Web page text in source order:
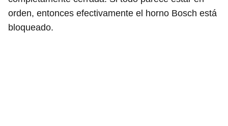
orden, entonces efectivamente el horno Bosch está
bloqueado.